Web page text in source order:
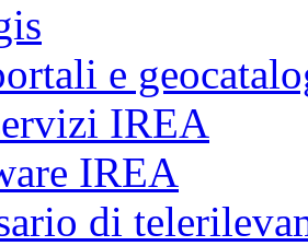
e
IREA
IREA
di